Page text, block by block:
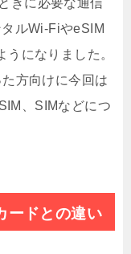
きに必要な通信
ルWi-FiやeSIM
になりました。
方向けに今回は
、SIMなどにつ
ードとの違い